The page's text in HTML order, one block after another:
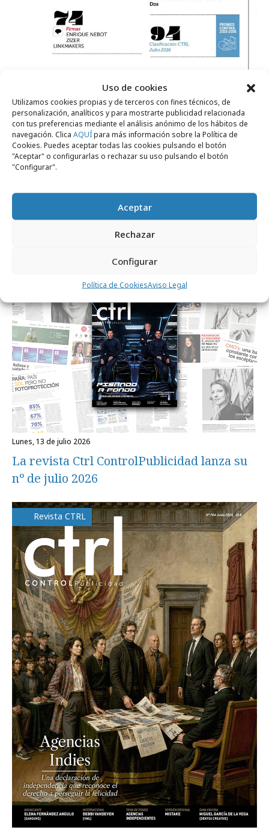
Uso de cookies
Utilizamos cookies propias y de terceros con fines técnicos, de
personalización, analíticos y para mostrarte publicidad relacionada
con tus preferencias mediante el análisis anónimo de los hábitos de
navegación. Clica AQUÍpara más información sobre la Política de
Cookies. Puedes aceptar todas las cookies pulsando el botón
"Aceptar" o configurarlas o rechazar su uso pulsando el botón
"Configurar".
Aceptar
Rechazar
Configurar
Política de CookiesAviso Legal
Comparte
Noticias Relacionadas
Revista CTRL
lunes, 13 de julio 2026
La revista Ctrl ControlPublicidad lanza su
nº de julio 2026
Revista CTRL